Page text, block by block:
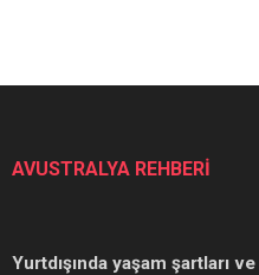
AVUSTRALYA REHBERİ
Yurtdışında yaşam şartları